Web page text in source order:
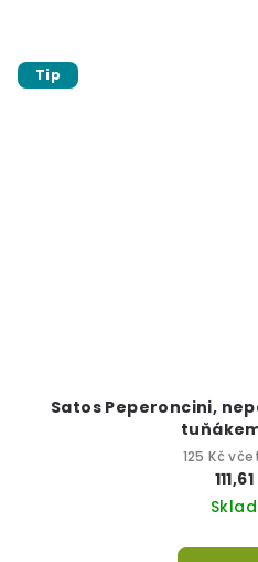
Tip
Satos Peperoncini,
125 Kč